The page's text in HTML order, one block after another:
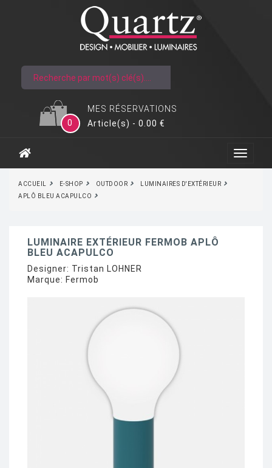
MES RÉSERVATIONS
0
Article(s) - 0.00 €
ACCUEIL E-SHOP OUTDOOR
LUMINAIRES D'EXTÉRIEUR
APLÔ BLEU ACAPULCO
LUMINAIRE EXTÉRIEUR FERMOB APLÔ
BLEU ACAPULCO
Designer: Tristan LOHNER
Marque: Fermob